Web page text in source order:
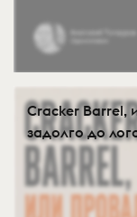
Cracker Barrel,
задолго до